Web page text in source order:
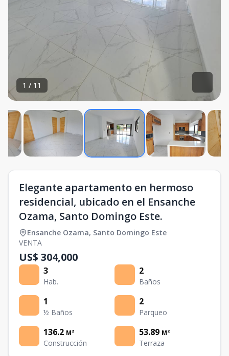
1 / 11
Elegante apartamento en hermoso
residencial, ubicado en el Ensanche
Ozama, Santo Domingo Este.
Ensanche Ozama, Santo Domingo Este
VENTA
US$ 304,000
3
Hab.
2
Baños
1
½ Baños
2
Parqueo
136.2 M²
Construcción
53.89 M²
Terraza